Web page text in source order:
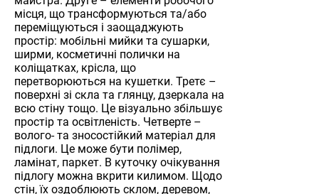
місця, що трансформуються та/або
переміщуються і заощаджують
простір: мобільні мийки та сушарки,
ширми, косметичні полички на
коліщатках, крісла, що
перетворюються на кушетки. Третє –
поверхні зі скла та глянцу, дзеркала на
всю стіну тощо. Це візуально збільшує
простір та освітленість. Четверте –
волого- та зносостійкий матеріал для
підлоги. Це може бути полімер,
ламінат, паркет. В куточку очікування
підлогу можна вкрити килимом. Щодо
стін, їх оздоблюють склом, деревом,